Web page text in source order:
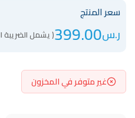
سعر المنتج
ر.س399.00( يشمل الضريبة
غير متوفر في المخزون